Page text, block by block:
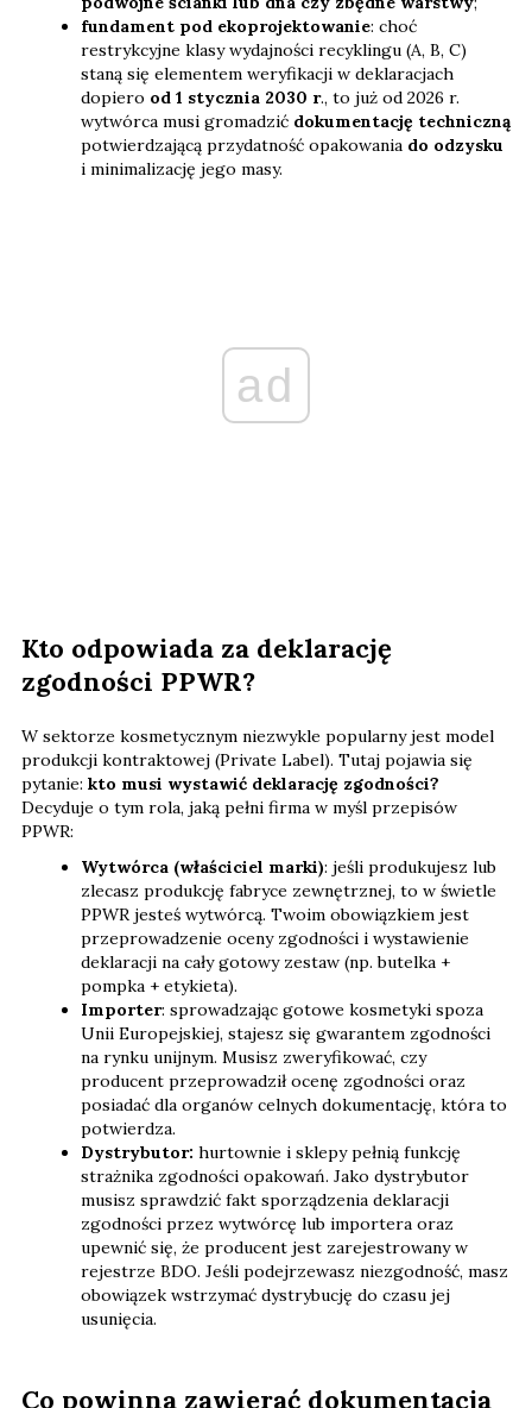
fundament pod ekoprojektowanie: choć
restrykcyjne klasy wydajności recyklingu (A, B, C)
staną się elementem weryfikacji w deklaracjach
dopiero od 1 stycznia 2030 r., to już od 2026 r.
wytwórca musi gromadzić dokumentację techniczną
potwierdzającą przydatność opakowania do odzysku
i minimalizację jego masy.
ad
Kto odpowiada za deklarację
zgodności PPWR?
W sektorze kosmetycznym niezwykle popularny jest model
produkcji kontraktowej (Private Label). Tutaj pojawia się
pytanie: kto musi wystawić deklarację zgodności?
Decyduje o tym rola, jaką pełni firma w myśl przepisów
PPWR:
Wytwórca (właściciel marki): jeśli produkujesz lub
zlecasz produkcję fabryce zewnętrznej, to w świetle
PPWR jesteś wytwórcą. Twoim obowiązkiem jest
przeprowadzenie oceny zgodności i wystawienie
deklaracji na cały gotowy zestaw (np. butelka +
pompka + etykieta).
Importer: sprowadzając gotowe kosmetyki spoza
Unii Europejskiej, stajesz się gwarantem zgodności
na rynku unijnym. Musisz zweryfikować, czy
producent przeprowadził ocenę zgodności oraz
posiadać dla organów celnych dokumentację, która to
potwierdza.
Dystrybutor: hurtownie i sklepy pełnią funkcję
strażnika zgodności opakowań. Jako dystrybutor
musisz sprawdzić fakt sporządzenia deklaracji
zgodności przez wytwórcę lub importera oraz
upewnić się, że producent jest zarejestrowany w
rejestrze BDO. Jeśli podejrzewasz niezgodność, masz
obowiązek wstrzymać dystrybucję do czasu jej
usunięcia.
Co powinna zawierać dokumentacja